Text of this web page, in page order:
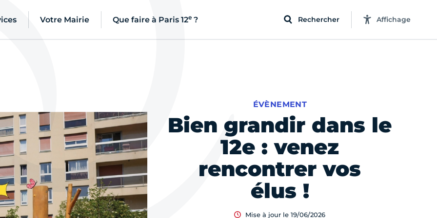
Votre Mairie Que faire à Paris 12e ? Rechercher Affichage
Bien grandir dans le
12e : venez
rencontrer vos
élus !
ÉVÈNEMENT
Mise à jour le 19/06/2026